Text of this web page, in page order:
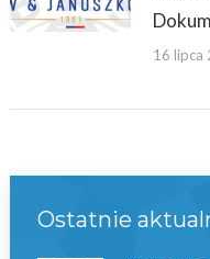
16 lipca
Ostatnie